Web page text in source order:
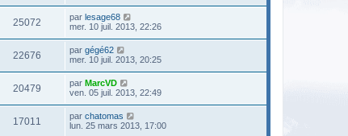
25072 par lesage68
mer. 10 juil. 2013, 22:26
22676 par gégé62
mer. 10 juil. 2013, 20:25
20479 par MarcVD
ven. 05 juil. 2013, 22:49
17011 par chatomas
lun. 25 mars 2013, 17:00